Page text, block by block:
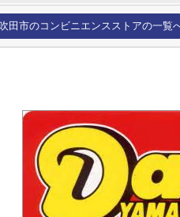
田市のコンビニエンスストアの一覧